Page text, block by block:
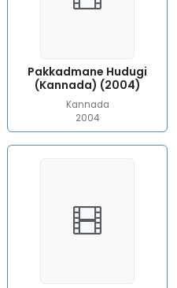
Pakkadmane Hudugi
(Kannada) (2004)
Kannada
2004